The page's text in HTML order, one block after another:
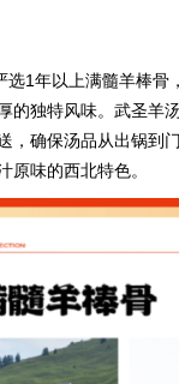
选1年以上满髓羊棒
的独特风味。武圣羊
，确保汤品从出锅到
原味的西北特色。